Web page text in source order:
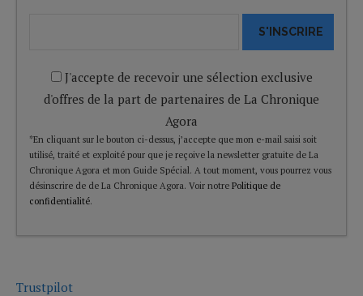
S'INSCRIRE
J'accepte de recevoir une sélection exclusive
d'offres de la part de partenaires de La Chronique
Agora
*En cliquant sur le bouton ci-dessus, j’accepte que mon e-mail saisi soit
utilisé, traité et exploité pour que je reçoive la newsletter gratuite de La
Chronique Agora et mon Guide Spécial. A tout moment, vous pourrez vous
désinscrire de de La Chronique Agora. Voir notre Politique de
confidentialité.
Trustpilot